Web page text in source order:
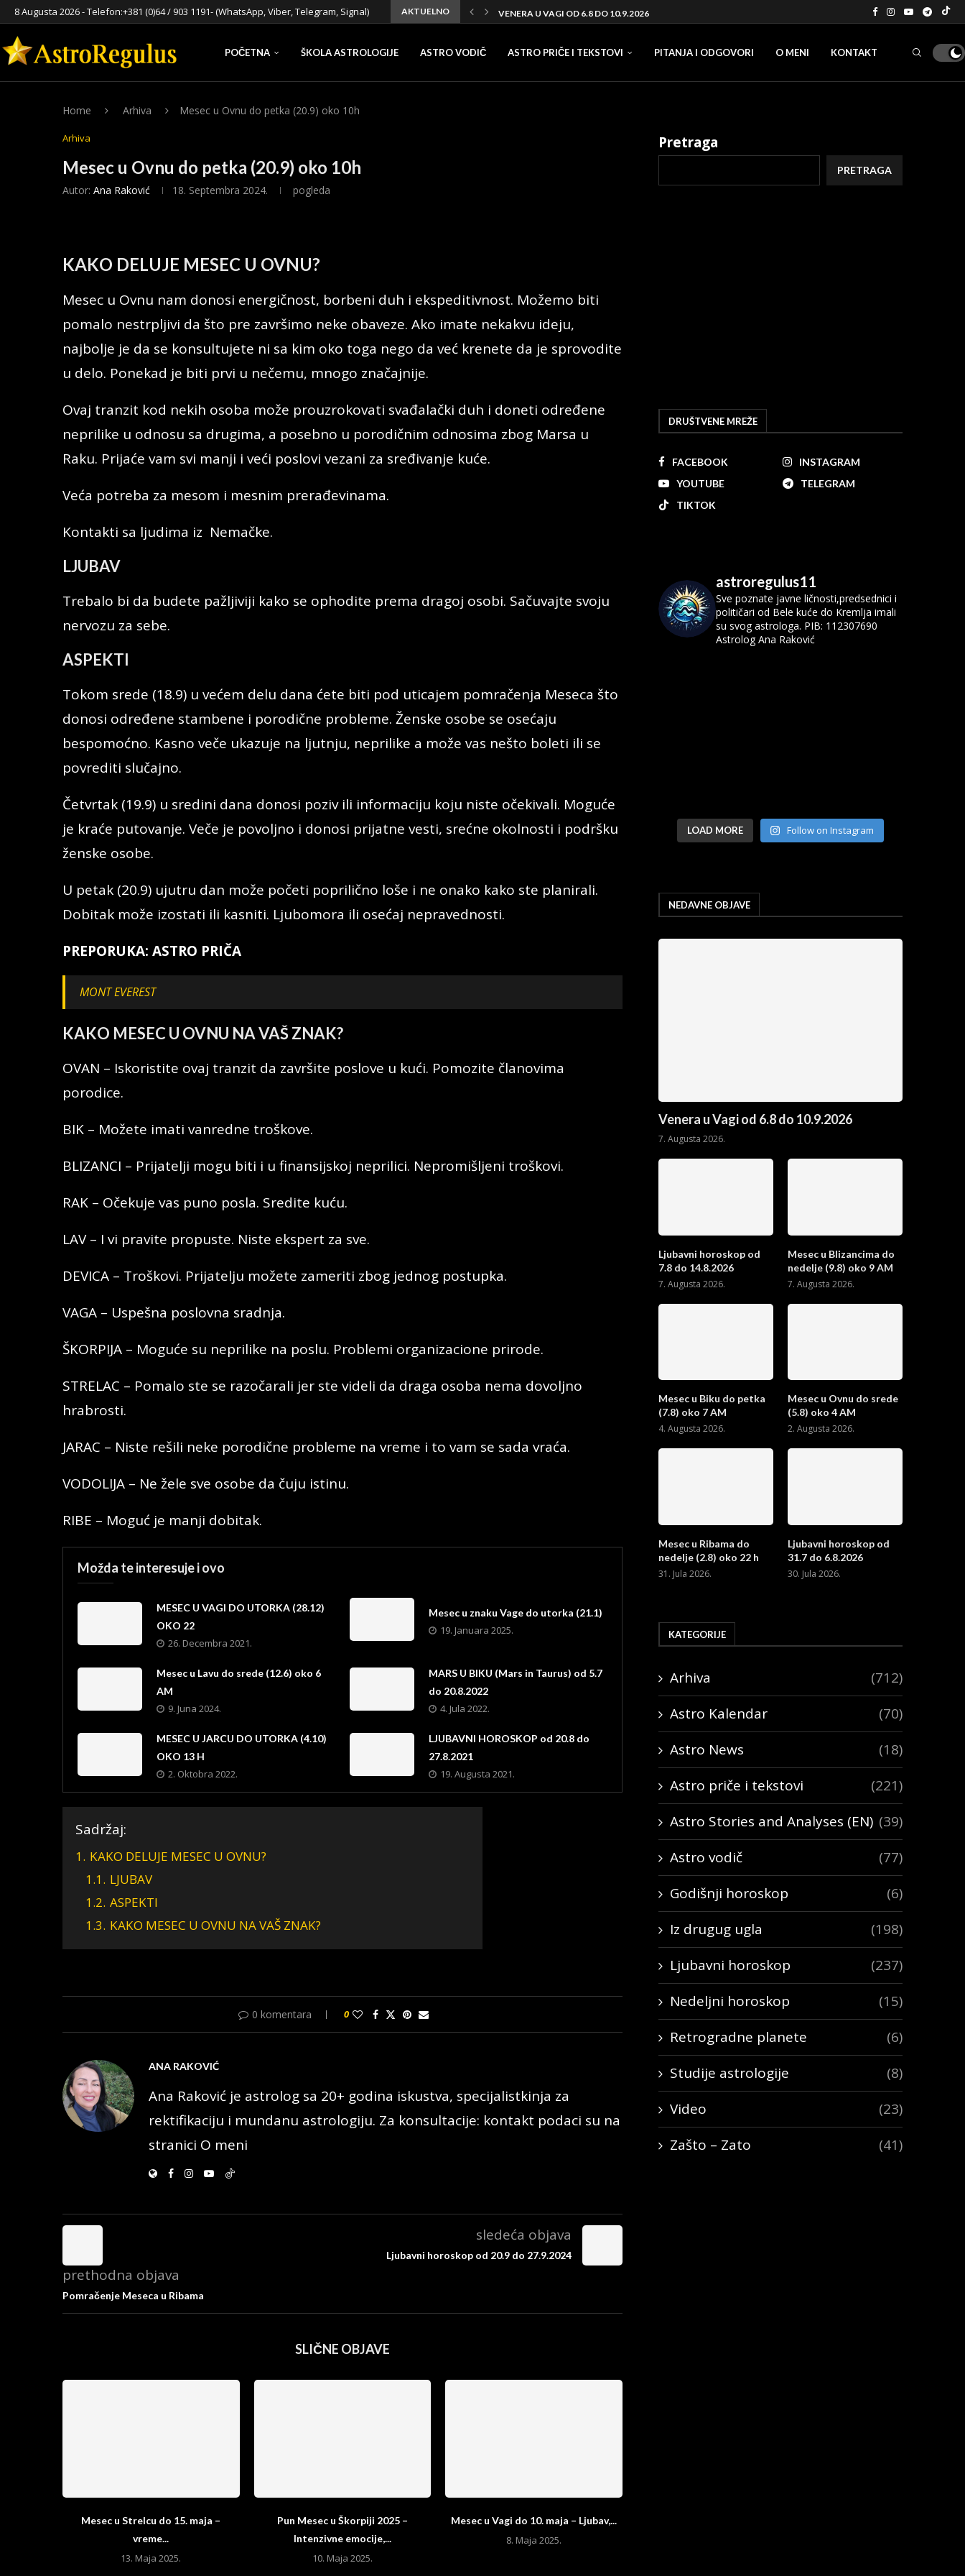
8 Augusta 2026 - Telefon:+381 (0)64 / 903 1191- (WhatsApp, Viber, Telegram, Signal) AKTUELNO VENERA U VAGI OD 6.8 DO 10.9.2026
POČETNA ŠKOLA ASTROLOGIJE ASTRO VODIČ ASTRO PRIČE I TEKSTOVI PITANJA I ODGOVORI O MENI KONTAKT
Home Arhiva Mesec u Ovnu do petka (20.9) oko 10h
Arhiva
Mesec u Ovnu do petka (20.9) oko 10h
Autor: Ana Raković 18. Septembra 2024. pogleda
KAKO DELUJE MESEC U OVNU?
Mesec u Ovnu nam donosi energičnost, borbeni duh i ekspeditivnost. Možemo biti
pomalo nestrpljivi da što pre završimo neke obaveze. Ako imate nekakvu ideju,
najbolje je da se konsultujete ni sa kim oko toga nego da već krenete da je sprovodite
u delo. Ponekad je biti prvi u nečemu, mnogo značajnije.
Ovaj tranzit kod nekih osoba može prouzrokovati svađalački duh i doneti određene
neprilike u odnosu sa drugima, a posebno u porodičnim odnosima zbog Marsa u
Raku. Prijaće vam svi manji i veći poslovi vezani za sređivanje kuće.
Veća potreba za mesom i mesnim prerađevinama.
Kontakti sa ljudima iz Nemačke.
LJUBAV
Trebalo bi da budete pažljiviji kako se ophodite prema dragoj osobi. Sačuvajte svoju
nervozu za sebe.
ASPEKTI
Tokom srede (18.9) u većem delu dana ćete biti pod uticajem pomračenja Meseca što
donosi određene stambene i porodične probleme. Ženske osobe se osećaju
bespomoćno. Kasno veče ukazuje na ljutnju, neprilike a može vas nešto boleti ili se
povrediti slučajno.
Četvrtak (19.9) u sredini dana donosi poziv ili informaciju koju niste očekivali. Moguće
je kraće putovanje. Veče je povoljno i donosi prijatne vesti, srećne okolnosti i podršku
ženske osobe.
U petak (20.9) ujutru dan može početi poprilično loše i ne onako kako ste planirali.
Dobitak može izostati ili kasniti. Ljubomora ili osećaj nepravednosti.
PREPORUKA: ASTRO PRIČA
MONT EVEREST
KAKO MESEC U OVNU NA VAŠ ZNAK?
OVAN – Iskoristite ovaj tranzit da završite poslove u kući. Pomozite članovima
porodice.
BIK – Možete imati vanredne troškove.
BLIZANCI – Prijatelji mogu biti i u finansijskoj neprilici. Nepromišljeni troškovi.
RAK – Očekuje vas puno posla. Sredite kuću.
LAV – I vi pravite propuste. Niste ekspert za sve.
DEVICA – Troškovi. Prijatelju možete zameriti zbog jednog postupka.
VAGA – Uspešna poslovna sradnja.
ŠKORPIJA – Moguće su neprilike na poslu. Problemi organizacione prirode.
STRELAC – Pomalo ste se razočarali jer ste videli da draga osoba nema dovoljno
hrabrosti.
JARAC – Niste rešili neke porodične probleme na vreme i to vam se sada vraća.
VODOLIJA – Ne žele sve osobe da čuju istinu.
RIBE – Moguć je manji dobitak.
Možda te interesuje i ovo
MESEC U VAGI DO UTORKA (28.12)
OKO 22
26. Decembra 2021.
Mesec u znaku Vage do utorka (21.1)
19. Januara 2025.
Mesec u Lavu do srede (12.6) oko 6
AM
9. Juna 2024.
MARS U BIKU (Mars in Taurus) od 5.7
do 20.8.2022
4. Jula 2022.
MESEC U JARCU DO UTORKA (4.10)
OKO 13 H
2. Oktobra 2022.
LJUBAVNI HOROSKOP od 20.8 do
27.8.2021
19. Augusta 2021.
Sadržaj:
1. KAKO DELUJE MESEC U OVNU?
1.1. LJUBAV
1.2. ASPEKTI
1.3. KAKO MESEC U OVNU NA VAŠ ZNAK?
0 komentara 0
ANA RAKOVIĆ
Ana Raković je astrolog sa 20+ godina iskustva, specijalistkinja za
rektifikaciju i mundanu astrologiju. Za konsultacije: kontakt podaci su na
stranici O meni
prethodna objava
Pomračenje Meseca u Ribama
sledeća objava
Ljubavni horoskop od 20.9 do 27.9.2024
SLIČNE OBJAVE
Mesec u Strelcu do 15. maja –
vreme...
13. Maja 2025.
Pun Mesec u Škorpiji 2025 –
Intenzivne emocije,...
10. Maja 2025.
Mesec u Vagi do 10. maja – Ljubav,...
8. Maja 2025.
Pretraga
PRETRAGA
DRUŠTVENE MREŽE
FACEBOOK
INSTAGRAM
YOUTUBE
TELEGRAM
TIKTOK
astroregulus11
Sve poznate javne ličnosti,predsednici i
političari od Bele kuće do Kremlja imali
su svog astrologa. PIB: 112307690
Astrolog Ana Raković
LOAD MORE Follow on Instagram
NEDAVNE OBJAVE
Venera u Vagi od 6.8 do 10.9.2026
7. Augusta 2026.
Ljubavni horoskop od
7.8 do 14.8.2026
7. Augusta 2026.
Mesec u Blizancima do
nedelje (9.8) oko 9 AM
7. Augusta 2026.
Mesec u Biku do petka
(7.8) oko 7 AM
4. Augusta 2026.
Mesec u Ovnu do srede
(5.8) oko 4 AM
2. Augusta 2026.
Mesec u Ribama do
nedelje (2.8) oko 22 h
31. Jula 2026.
Ljubavni horoskop od
31.7 do 6.8.2026
30. Jula 2026.
KATEGORIJE
Arhiva
(712)
Astro Kalendar
(70)
Astro News
(18)
Astro priče i tekstovi
(221)
Astro Stories and Analyses (EN) (39)
Astro vodič
(77)
Godišnji horoskop
(6)
Iz drugug ugla
(198)
Ljubavni horoskop
(237)
Nedeljni horoskop
(15)
Retrogradne planete
(6)
Studije astrologije
(8)
Video
(23)
Zašto – Zato
(41)